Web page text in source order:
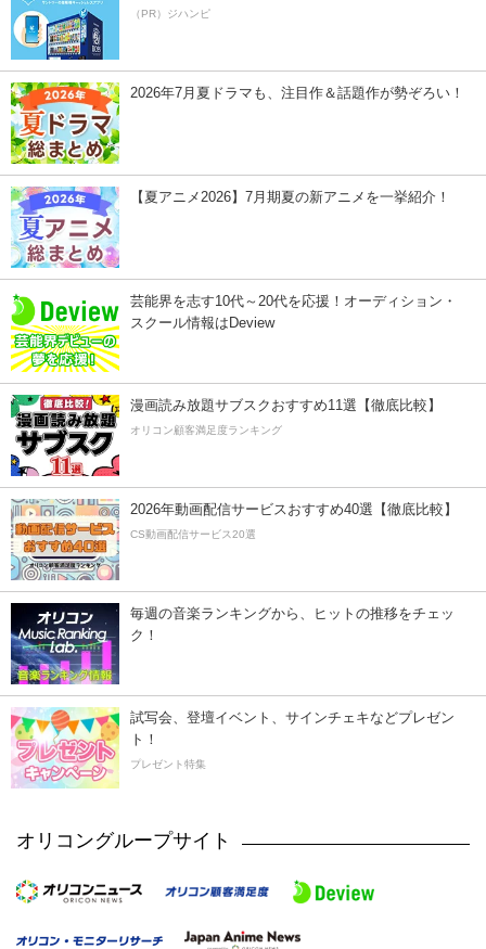
（PR）ジハンピ
2026年7月夏ドラマも、注目作＆話題作が勢ぞろい！
【夏アニメ2026】7月期夏の新アニメを一挙紹介！
芸能界を志す10代～20代を応援！オーディション・
スクール情報はDeview
漫画読み放題サブスクおすすめ11選【徹底比較】
オリコン顧客満足度ランキング
2026年動画配信サービスおすすめ40選【徹底比較】
CS動画配信サービス20選
毎週の音楽ランキングから、ヒットの推移をチェッ
ク！
試写会、登壇イベント、サインチェキなどプレゼン
ト！
プレゼント特集
オリコングループサイト